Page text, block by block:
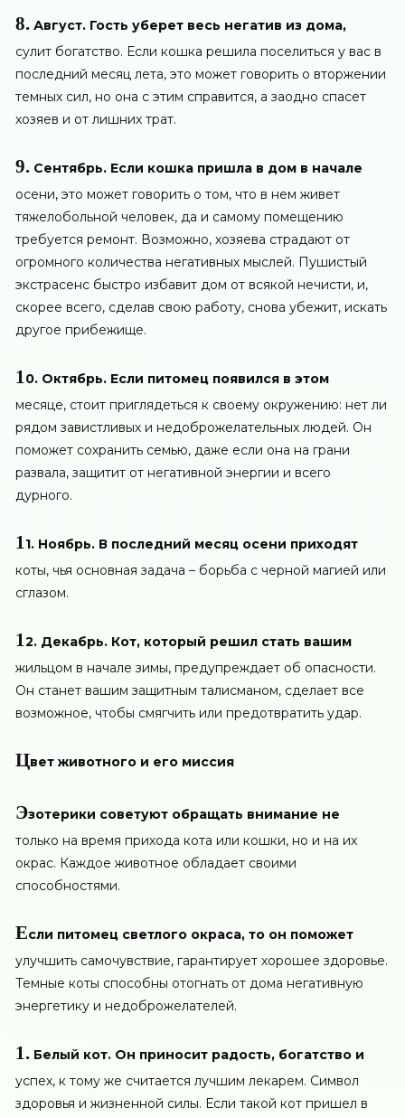
8. Август. Гость уберет весь негатив из дома,
сулит богатство. Если кошка решила поселиться у вас в
последний месяц лета, это может говорить о вторжении
темных сил, но она с этим справится, а заодно спасет
хозяев и от лишних трат.
9. Сентябрь. Если кошка пришла в дом в начале
осени, это может говорить о том, что в нем живет
тяжелобольной человек, да и самому помещению
требуется ремонт. Возможно, хозяева страдают от
огромного количества негативных мыслей. Пушистый
экстрасенс быстро избавит дом от всякой нечисти, и,
скорее всего, сделав свою работу, снова убежит, искать
другое прибежище.
10. Октябрь. Если питомец появился в этом
месяце, стоит приглядеться к своему окружению: нет ли
рядом завистливых и недоброжелательных людей. Он
поможет сохранить семью, даже если она на грани
развала, защитит от негативной энергии и всего
дурного.
11. Ноябрь. В последний месяц осени приходят
коты, чья основная задача – борьба с черной магией или
сглазом.
12. Декабрь. Кот, который решил стать вашим
жильцом в начале зимы, предупреждает об опасности.
Он станет вашим защитным талисманом, сделает все
возможное, чтобы смягчить или предотвратить удар.
Цвет животного и его миссия
Эзотерики советуют обращать внимание не
только на время прихода кота или кошки, но и на их
окрас. Каждое животное обладает своими
способностями.
Если питомец светлого окраса, то он поможет
улучшить самочувствие, гарантирует хорошее здоровье.
Темные коты способны отогнать от дома негативную
энергетику и недоброжелателей.
1. Белый кот. Он приносит радость, богатство и
успех, к тому же считается лучшим лекарем. Символ
здоровья и жизненной силы. Если такой кот пришел в